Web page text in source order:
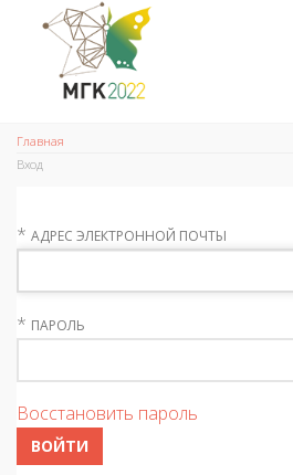
Главная
Вход
* АДРЕС ЭЛЕКТРОННОЙ ПОЧТЫ
* ПАРОЛЬ
Восстановить пароль
ВОЙТИ